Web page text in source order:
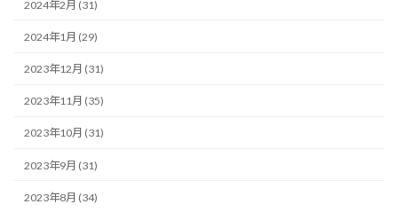
2024年2月 (31)
2024年1月 (29)
2023年12月 (31)
2023年11月 (35)
2023年10月 (31)
2023年9月 (31)
2023年8月 (34)